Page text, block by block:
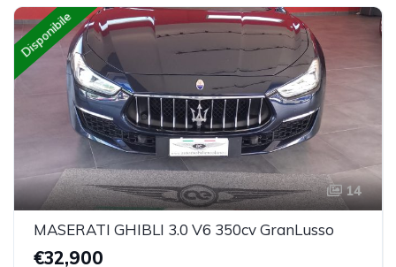
Disponibile
14
MASERATI GHIBLI 3.0 V6 350cv GranLusso
€32,900